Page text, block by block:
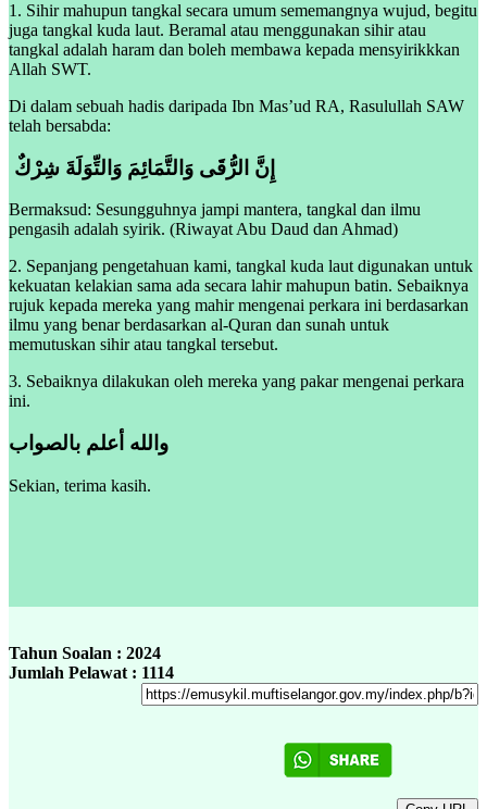
1. Sihir mahupun tangkal secara umum sememangnya wujud, begitu
juga tangkal kuda laut. Beramal atau menggunakan sihir atau
tangkal adalah haram dan boleh membawa kepada mensyirikkkan
Allah SWT.
Di dalam sebuah hadis daripada Ibn Mas’ud RA, Rasulullah SAW
telah bersabda:
إِنَّ الرُّقَى وَالتَّمَائِمَ وَالتِّوَلَةَ شِرْكٌ ‏
Bermaksud: Sesungguhnya jampi mantera, tangkal dan ilmu
pengasih adalah syirik. (Riwayat Abu Daud dan Ahmad)
2. Sepanjang pengetahuan kami, tangkal kuda laut digunakan untuk
kekuatan kelakian sama ada secara lahir mahupun batin. Sebaiknya
rujuk kepada mereka yang mahir mengenai perkara ini berdasarkan
ilmu yang benar berdasarkan al-Quran dan sunah untuk
memutuskan sihir atau tangkal tersebut.
3. Sebaiknya dilakukan oleh mereka yang pakar mengenai perkara
ini.
والله أعلم بالصواب
Sekian, terima kasih.
Tahun Soalan : 2024
Jumlah Pelawat : 1114